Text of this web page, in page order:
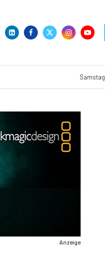
Anzeige